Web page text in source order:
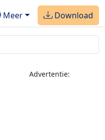
Meer Download
Advertentie: